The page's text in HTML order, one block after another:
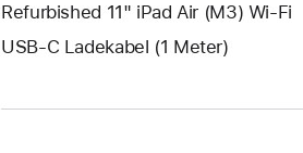
Refurbished 11" iPad Air (M3) Wi-Fi
USB‑C Ladekabel (1 Meter)